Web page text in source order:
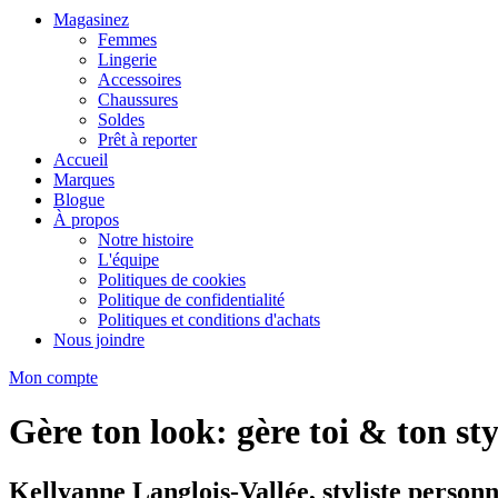
Magasinez
Femmes
Lingerie
Accessoires
Chaussures
Soldes
Prêt à reporter
Accueil
Marques
Blogue
À propos
Notre histoire
L'équipe
Politiques de cookies
Politique de confidentialité
Politiques et conditions d'achats
Nous joindre
Mon compte
Gère ton look: gère toi & ton
Kellyanne Langlois-Vallée, styliste